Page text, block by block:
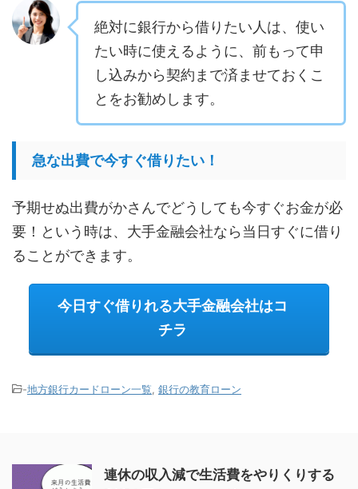
絶対に銀行から借りたい人は、使い
たい時に使えるように、前もって申
し込みから契約まで済ませておくこ
とをお勧めします。
急な出費で今すぐ借りたい！
予期せぬ出費がかさんでどうしても今すぐお金が必
要！という時は、大手金融会社なら当日すぐに借り
ることができます。
今日すぐ借りれる大手金融会社はコ
チラ
-地方銀行カードローン一覧 銀行の教育ローン
連休の収入減で生活費をやりくりする